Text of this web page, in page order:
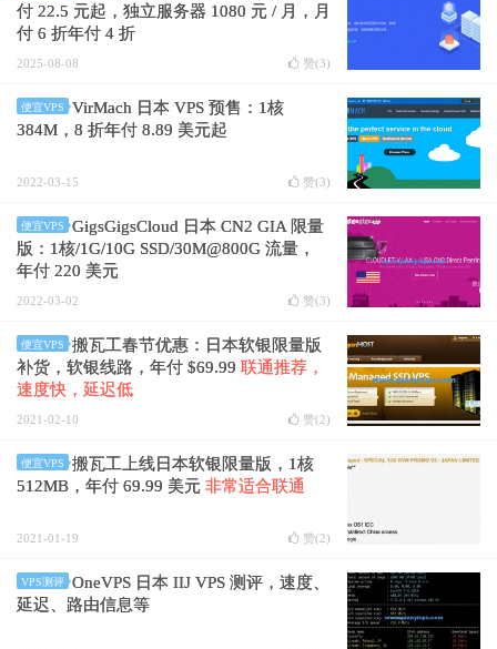
付 22.5 元起，独立服务器 1080 元 / 月，月
付 6 折年付 4 折
2025-08-08 赞(3)
便宜VPS
VirMach 日本 VPS 预售：1核
384M，8 折年付 8.89 美元起
2022-03-15 赞(3)
便宜VPS
GigsGigsCloud 日本 CN2 GIA 限量
版：1核/1G/10G SSD/30M@800G 流量，
年付 220 美元
2022-03-02 赞(3)
便宜VPS
搬瓦工春节优惠：日本软银限量版
补货，软银线路，年付 $69.99 联通推荐，
速度快，延迟低
2021-02-10 赞(2)
便宜VPS
搬瓦工上线日本软银限量版，1核
512MB，年付 69.99 美元 非常适合联通
2021-01-19 赞(2)
VPS测评
OneVPS 日本 IIJ VPS 测评，速度、
延迟、路由信息等